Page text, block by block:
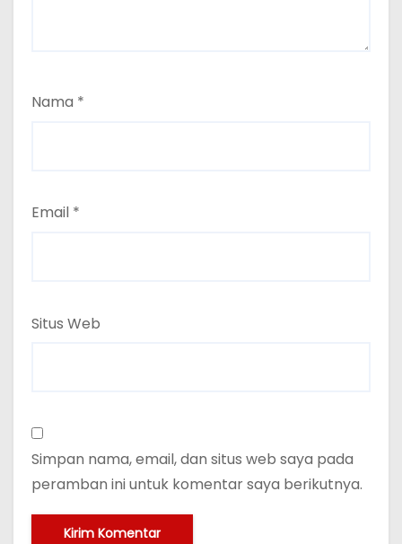
Nama *
Email *
Situs Web
Simpan nama, email, dan situs web saya pada
peramban ini untuk komentar saya berikutnya.